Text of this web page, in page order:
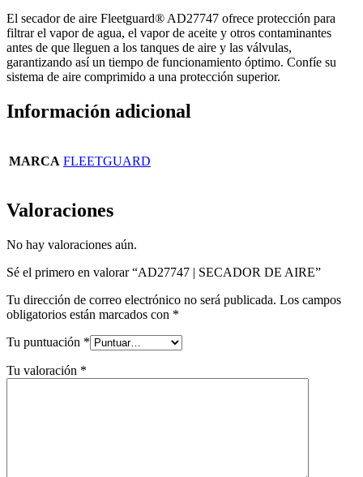
El secador de aire Fleetguard® AD27747 ofrece protección para
filtrar el vapor de agua, el vapor de aceite y otros contaminantes
antes de que lleguen a los tanques de aire y las válvulas,
garantizando así un tiempo de funcionamiento óptimo. Confíe su
sistema de aire comprimido a una protección superior.
Información adicional
MARCA FLEETGUARD
Valoraciones
No hay valoraciones aún.
Sé el primero en valorar “AD27747 | SECADOR DE AIRE”
Tu dirección de correo electrónico no será publicada. Los campos
obligatorios están marcados con *
Tu puntuación *
Tu valoración *